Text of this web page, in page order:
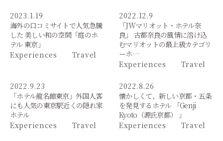
2023.1.19
海外の口コミサイトで人気急騰
した 美しい和の空間「庭のホ
テル 東京」
Experiences
Travel
2022.12.9
「JWマリオット・ホテル奈
良」 古都奈良の風情に溶け込
むマリオットの最上級カテゴリ
ーホ…
Experiences
Travel
2022.9.23
「ホテル龍名館東京」外国人客
にも人気の東京駅近くの隠れ家
ホテル
Experiences
Travel
2022.8.26
懐かしくて、新しい京都・五条
を発見するホテル 「Genji
Kyoto（源氏京都） 」
Experiences
Travel